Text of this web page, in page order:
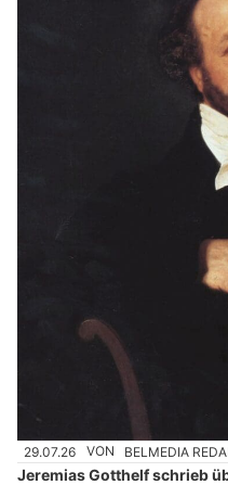
29.07.26 VON BELMEDIA
Jeremias Gotthelf schrieb